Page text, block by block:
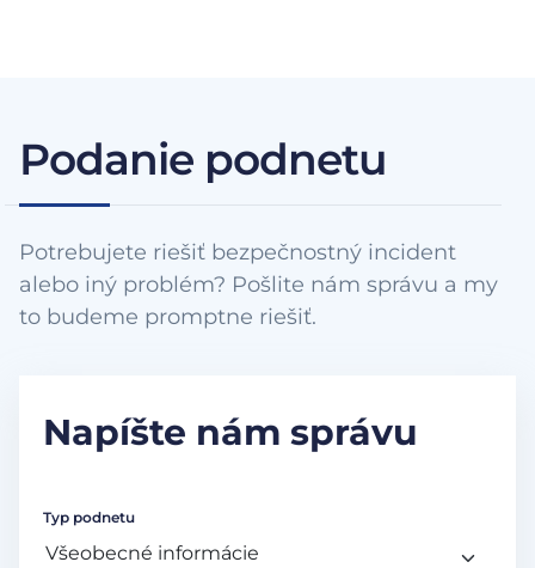
Podanie podnetu
Potrebujete riešiť bezpečnostný incident
alebo iný problém? Pošlite nám správu a my
to budeme promptne riešiť.
Napíšte nám správu
Typ podnetu